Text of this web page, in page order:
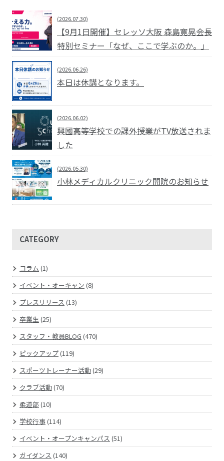
(2026.07.30)
【9月1日開催】セレッソ大阪 森島寛晃会長
特別セミナー「なぜ、ここで学ぶのか。」
(2026.06.26)
本日は休講となります。
(2026.06.02)
興國高等学校での課外授業がTV放送されま
した
(2026.05.30)
小林メディカルクリニック開院のお知らせ
CATEGORY
コラム (1)
イベント・オーキャン (8)
プレスリリース (13)
卒業生(25)
スタッフ・教員BLOG (470)
ピックアップ(119)
スポーツトレーナー活動(29)
クラブ活動(70)
柔道部 (10)
学校行事(114)
イベント・オープンキャンパス (51)
ガイダンス (140)